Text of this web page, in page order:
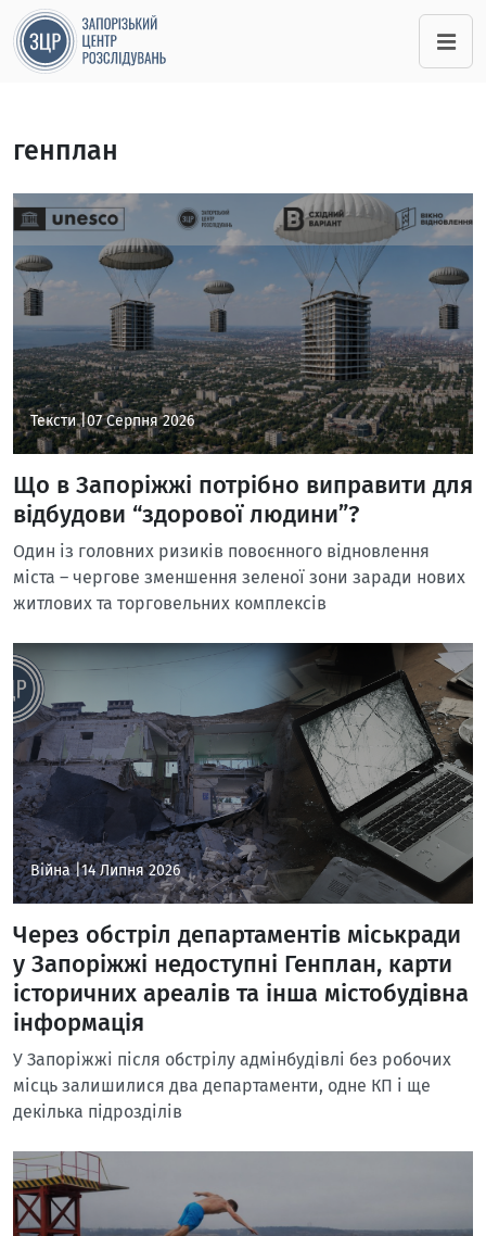
генплан
Тексти |07 Серпня 2026
Що в Запоріжжі потрібно виправити для
відбудови “здорової людини”?
Один із головних ризиків повоєнного відновлення
міста – чергове зменшення зеленої зони заради нових
житлових та торговельних комплексів
Війна |14 Липня 2026
Через обстріл департаментів міськради
у Запоріжжі недоступні Генплан, карти
історичних ареалів та інша містобудівна
інформація
У Запоріжжі після обстрілу адмінбудівлі без робочих
місць залишилися два департаменти, одне КП і ще
декілька підрозділів